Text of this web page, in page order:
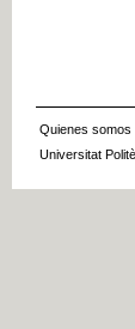
Quienes somos
Universitat